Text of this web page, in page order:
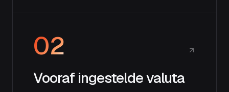
02
Vooraf ingestelde valuta